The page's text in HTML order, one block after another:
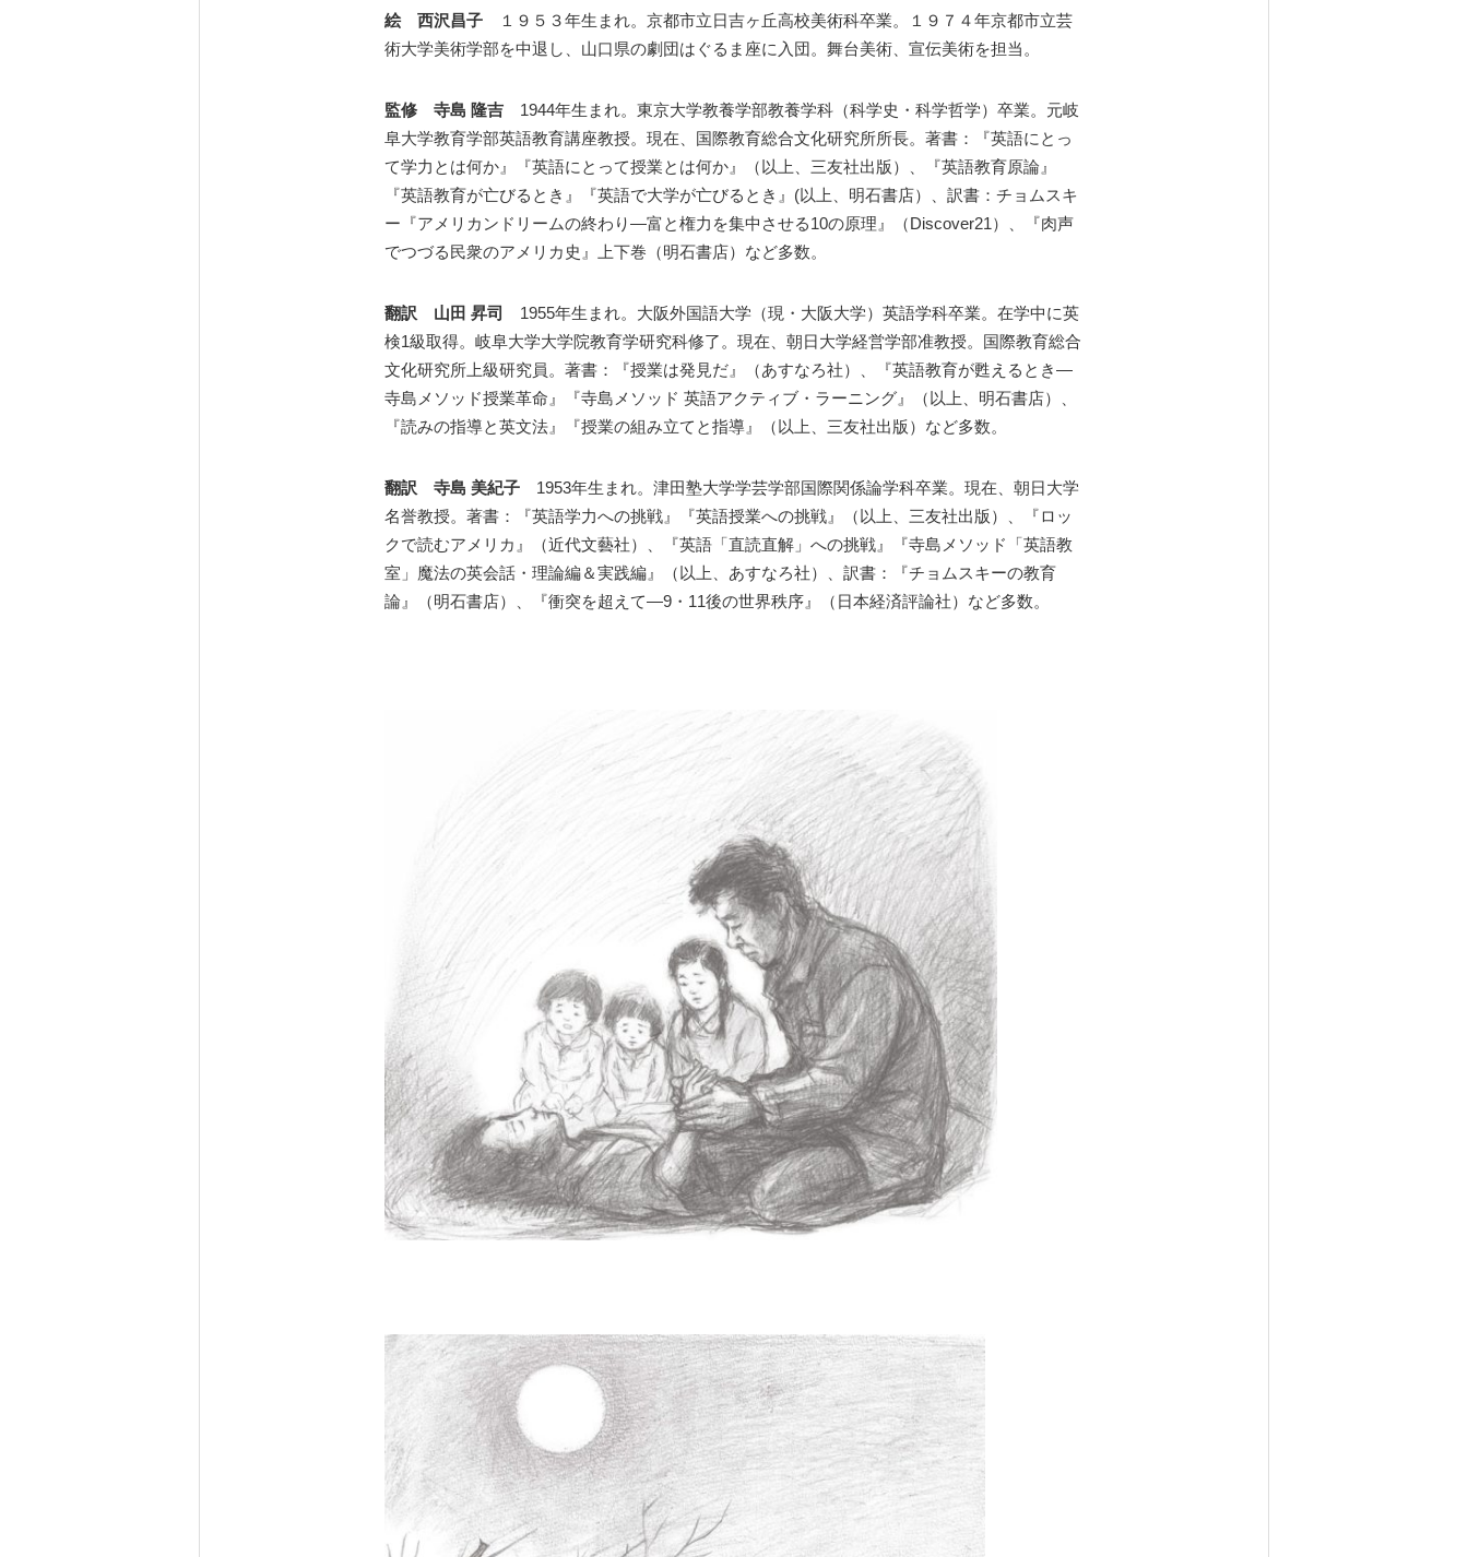
絵 西沢昌子
１９５３年生まれ。京都市立日吉ヶ丘高校美術科卒業。１９７４年京都市立芸
術大学美術学部を中退し、山口県の劇団はぐるま座に入団。舞台美術、宣伝美術を担当。
監修 寺島 隆吉 1944年生まれ。東京大学教養学部教養学科（科学史・科学哲学）卒業。元岐
阜大学教育学部英語教育講座教授。現在、国際教育総合文化研究所所長。著書：『英語にとっ
て学力とは何か』『英語にとって授業とは何か』（以上、三友社出版）、『英語教育原論』
『英語教育が亡びるとき』『英語で大学が亡びるとき』(以上、明石書店）、訳書：チョムスキ
ー『アメリカンドリームの終わり―富と権力を集中させる10の原理』（Discover21）、『肉声
でつづる民衆のアメリカ史』上下巻（明石書店）など多数。
翻訳 山田 昇司 1955年生まれ。大阪外国語大学（現・大阪大学）英語学科卒業。在学中に英
検1級取得。岐阜大学大学院教育学研究科修了。現在、朝日大学経営学部准教授。国際教育総合
文化研究所上級研究員。著書：『授業は発見だ』（あすなろ社）、『英語教育が甦えるとき―
寺島メソッド授業革命』『寺島メソッド 英語アクティブ・ラーニング』（以上、明石書店）、
『読みの指導と英文法』『授業の組み立てと指導』（以上、三友社出版）など多数。
翻訳 寺島 美紀子 1953年生まれ。津田塾大学学芸学部国際関係論学科卒業。現在、朝日大学
名誉教授。著書：『英語学力への挑戦』『英語授業への挑戦』（以上、三友社出版）、『ロッ
クで読むアメリカ』（近代文藝社）、『英語「直読直解」への挑戦』『寺島メソッド「英語教
室」魔法の英会話・理論編＆実践編』（以上、あすなろ社）、訳書：『チョムスキーの教育
論』（明石書店）、『衝突を超えて―9・11後の世界秩序』（日本経済評論社）など多数。